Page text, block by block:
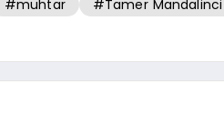
#muhtar #Tamer Mandalinci